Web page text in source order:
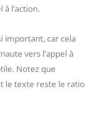
l’action.
important, car cela
vers l’appel à
Notez que
le texte reste le ratio